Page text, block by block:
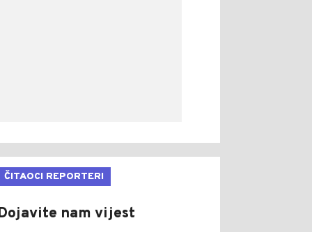
ČITAOCI REPORTERI
nam vijest